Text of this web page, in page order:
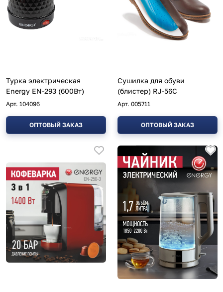
Турка электрическая
Energy EN-293 (600Вт)
Арт. 104096
ОПТОВЫЙ ЗАКАЗ
Сушилка для обуви
(блистер) RJ-56С
Арт. 005711
ОПТОВЫЙ ЗАКАЗ